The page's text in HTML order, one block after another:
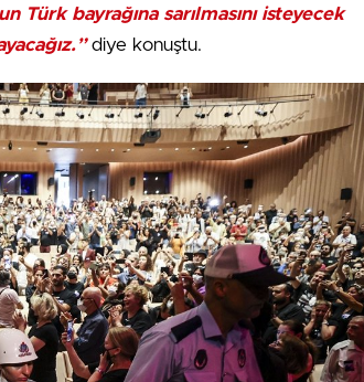
bayrağına sarılmasını isteyecek
diye konuştu.